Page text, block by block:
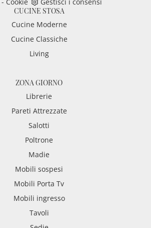
CUCINE STOSA
Cucine Moderne
Cucine Classiche
Living
ZONA GIORNO
Librerie
Pareti Attrezzate
Salotti
Poltrone
Madie
Mobili sospesi
Mobili Porta Tv
Mobili ingresso
Tavoli